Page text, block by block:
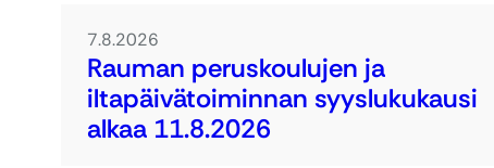
7.8.2026
Rauman peruskoulujen ja
iltapäivätoiminnan syyslukukausi
alkaa 11.8.2026